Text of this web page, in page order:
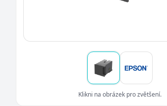
Klikni na obrázek pro zvětšení.